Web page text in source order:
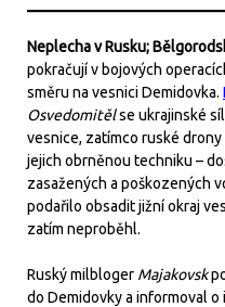
Neplecha v Rusku;
pokračují v bojových
směru na vesnici Demidovka.
Osvedomitělse ukrajinské
vesnice, zatímco ruské
jejich obrněnou techniku –
zasažených a poškozených
podařilo obsadit jižní okraj
zatím neproběhl.
Ruský milbloger Majakovsk
do Demidovky a informoval